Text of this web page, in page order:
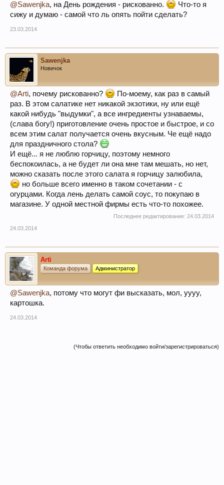
@Sawenjka, на День рождения - рискованно.
Что-то я
сижу и думаю - самой что ль опять пойти сделать?
23.03.2014
Sawenjka
Новичок
@Arti, почему рискованно?
По-моему, как раз в самый
раз. В этом салатике нет никакой экзотики, ну или ещё
какой нибудь "выдумки", а все ингредиенты узнаваемы,
(слава богу!) приготовление очень простое и быстрое, и со
всем этим салат получается очень вкусным. Че ещё надо
для праздничного стола?
И ещё... я не люблю горчицу, поэтому немного
беспокоилась, а не будет ли она мне там мешать, но нет,
можно сказать после этого салата я горчицу залюбила,
но больше всего именно в таком сочетании - с
огурцами. Когда лень делать самой соус, то покупаю в
магазине. У одной местной фирмы есть что-то похожее.
Последнее редактирование: 24.03.2014
24.03.2014
Arti
Команда форума Администратор
@Sawenjka, потому что могут фи высказать, мол, уууу,
картошка.
24.03.2014
(Чтобы ответить необходимо войти/зарегистрироваться)